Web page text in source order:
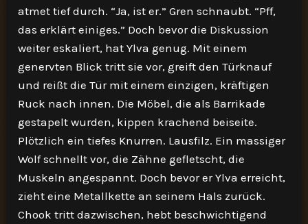
atmet tief durch. “Ja, ist er.” Gren schnaubt. “Pff,
das erklärt einiges.” Doch bevor die Diskussion
weiter eskaliert, hat Ylva genug. Mit einem
genervten Blick tritt sie vor, greift den Türknauf
und reißt die Tür mit einem einzigen, kräftigen
Ruck nach innen. Die Möbel, die als Barrikade
gestapelt wurden, kippen krachend beiseite.
Plötzlich ein tiefes Knurren. Lausfilz. Ein massiger
Wolf schnellt vor, die Zähne gefletscht, die
Muskeln angespannt. Doch bevor er Ylva erreicht,
zieht eine Metallkette an seinem Hals zurück.
Chook tritt dazwischen, hebt beschwichtigend